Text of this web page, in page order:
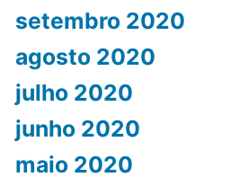
setembro 2020
agosto 2020
julho 2020
junho 2020
maio 2020